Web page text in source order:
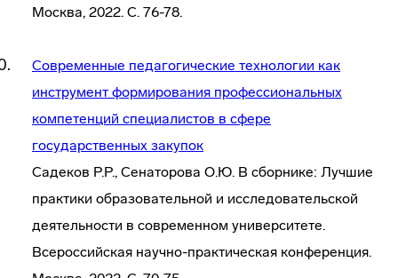
Москва, 2022. С. 76-78.
Современные педагогические технологии как
инструмент формирования профессиональных
компетенций специалистов в сфере
государственных закупок
Садеков Р.Р., Сенаторова О.Ю. В сборнике: Лучшие
практики образовательной и исследовательской
деятельности в современном университете.
Всероссийская научно-практическая конференция.